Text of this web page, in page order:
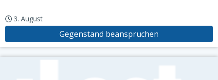
3. August
Gegenstand beanspruchen